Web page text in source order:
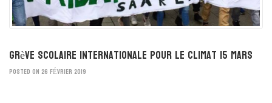
Grève scolaire internationale pour le climat 15 mars
POSTED ON 26 FÉVRIER 2019